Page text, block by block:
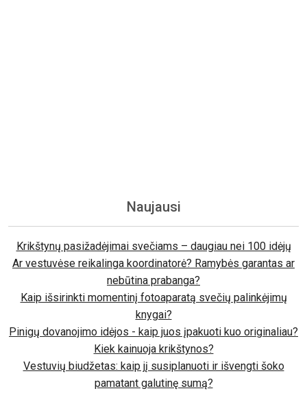
Naujausi
Krikštynų pasižadėjimai svečiams – daugiau nei 100 idėjų
Ar vestuvėse reikalinga koordinatorė? Ramybės garantas ar
nebūtina prabanga?
Kaip išsirinkti momentinį fotoaparatą svečių palinkėjimų
knygai?
Pinigų dovanojimo idėjos - kaip juos įpakuoti kuo originaliau?
Kiek kainuoja krikštynos?
Vestuvių biudžetas: kaip jį susiplanuoti ir išvengti šoko
pamatant galutinę sumą?